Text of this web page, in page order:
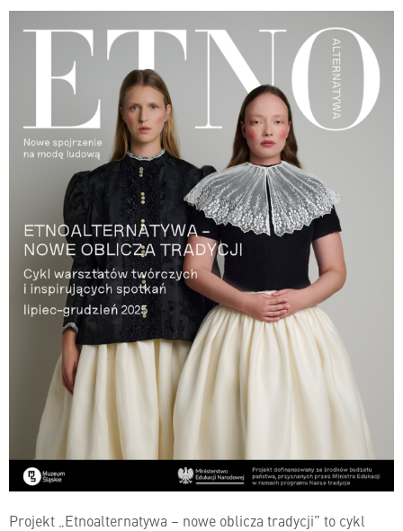
Projekt „Etnoalternatywa – nowe oblicza tradycji” to cykl